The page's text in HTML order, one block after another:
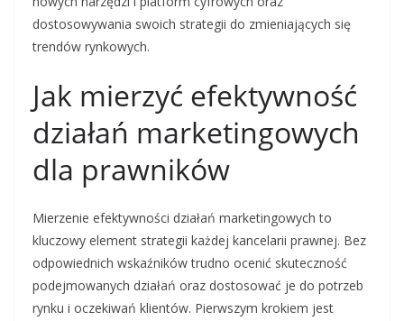
dostosowywania swoich strategii do zmieniających się
trendów rynkowych.
Jak mierzyć efektywność
działań marketingowych
dla prawników
Mierzenie efektywności działań marketingowych to
kluczowy element strategii każdej kancelarii prawnej. Bez
odpowiednich wskaźników trudno ocenić skuteczność
podejmowanych działań oraz dostosować je do potrzeb
rynku i oczekiwań klientów. Pierwszym krokiem jest